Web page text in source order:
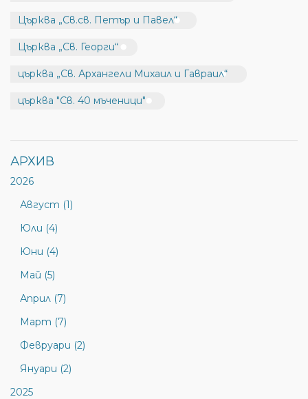
Църква „Св.св. Петър и Павел“
Църква „Св. Георги“
църква „Св. Архангели Михаил и Гавраил“
църква "Св. 40 мъченици"
АРХИВ
2026
Август (1)
Юли (4)
Юни (4)
Май (5)
Април (7)
Март (7)
Февруари (2)
Януари (2)
2025